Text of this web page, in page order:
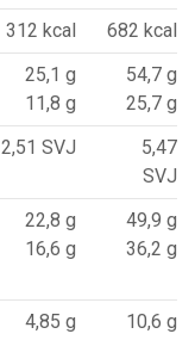
312 kcal
682 kcal
25,1 g
11,8 g
54,7 g
25,7 g
2,51 SVJ
5,47
SVJ
22,8 g
16,6 g
49,9 g
36,2 g
4,85 g
10,6 g